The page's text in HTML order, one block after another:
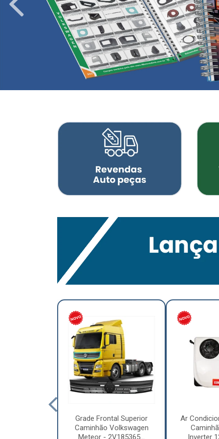
Grade Frontal Superior
Caminhão Volkswagen
Meteor - 2V185365...
Ar
Inverter